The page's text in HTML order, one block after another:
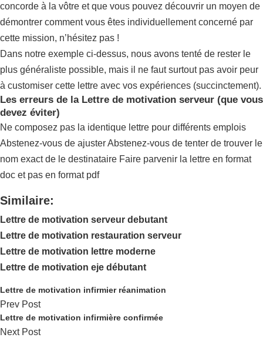
concorde à la vôtre et que vous pouvez découvrir un moyen de
démontrer comment vous êtes individuellement concerné par
cette mission, n’hésitez pas !
Dans notre exemple ci-dessus, nous avons tenté de rester le
plus généraliste possible, mais il ne faut surtout pas avoir peur
à customiser cette lettre avec vos expériences (succinctement).
Les erreurs de la Lettre de motivation serveur (que vous
devez éviter)
Ne composez pas la identique lettre pour différents emplois
Abstenez-vous de ajuster Abstenez-vous de tenter de trouver le
nom exact de le destinataire Faire parvenir la lettre en format
doc et pas en format pdf
Similaire:
Lettre de motivation serveur debutant
Lettre de motivation restauration serveur
Lettre de motivation lettre moderne
Lettre de motivation eje débutant
Lettre de motivation infirmier réanimation
Prev Post
Lettre de motivation infirmière confirmée
Next Post